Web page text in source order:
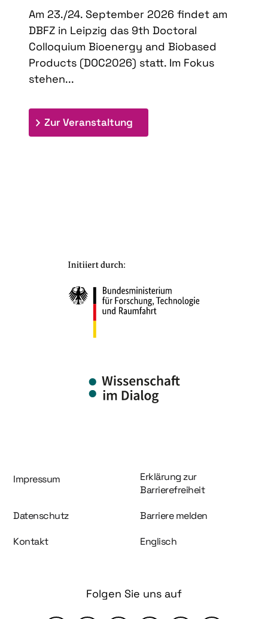
Am 23./24. September 2026 findet am
DBFZ in Leipzig das 9th Doctoral
Colloquium Bioenergy and Biobased
Products (DOC2026) statt. Im Fokus
stehen...
Zur Veranstaltung
Information und Service
Impressum
Erklärung zur
Barrierefreiheit
Datenschutz Barriere melden
Kontakt Englisch
Folgen Sie uns auf